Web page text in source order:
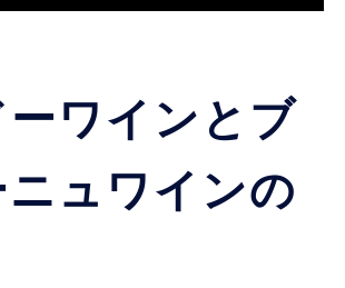
ワインとブ
ュワインの